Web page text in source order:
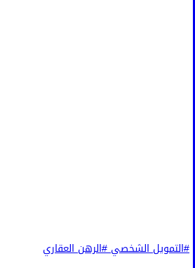
#التمويل الشخصي#الرهن العقاري